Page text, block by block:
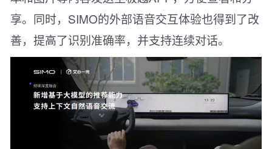
享。同时，SIMO的外部语音交互体验也得到了改
善，提高了识别准确率，并支持连续对话。